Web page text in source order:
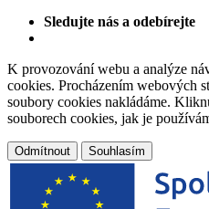
Sledujte nás a odebírejte
K provozování webu a analýze
cookies. Procházením webových
soubory cookies nakládáme.
souborech cookies, jak je
Odmítnout Souhlasím